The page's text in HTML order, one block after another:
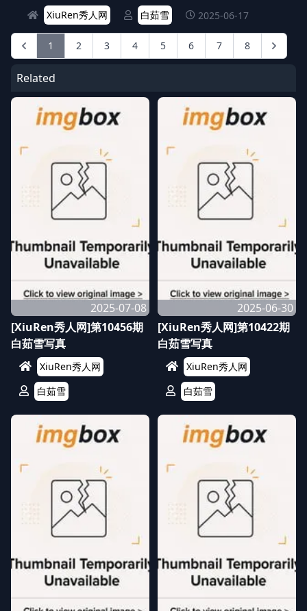
XiuRen秀人网 白茹雪 2025-06-17
1 2 3 4 5 6 7 8
Related
2025-07-08
[XiuRen秀人网]第10456期
白茹雪写真
XiuRen秀人网
白茹雪
2025-06-30
[XiuRen秀人网]第10422期
白茹雪写真
XiuRen秀人网
白茹雪